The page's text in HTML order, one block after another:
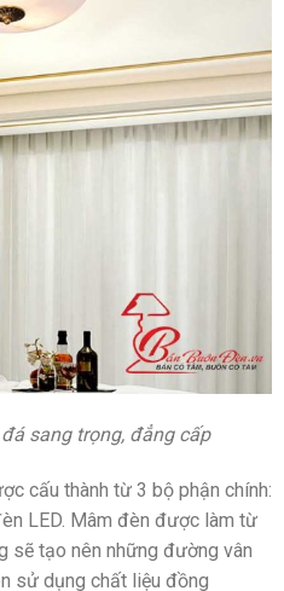
sang trọng, đẳng cấp
cấu thành từ 3 bộ phận chính:
LED. Mâm đèn được làm từ
sẽ tạo nên những đường vân
sử dụng chất liệu đồng